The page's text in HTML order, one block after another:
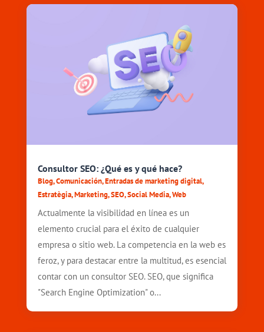
Consultor SEO: ¿Qué es y qué hace?
Blog,Comunicación,Entradas de marketing digital,
Estratègia,Marketing,SEO,Social Media,Web
Actualmente la visibilidad en línea es un
elemento crucial para el éxito de cualquier
empresa o sitio web. La competencia en la web es
feroz, y para destacar entre la multitud, es esencial
contar con un consultor SEO. SEO, que significa
"Search Engine Optimization" o...